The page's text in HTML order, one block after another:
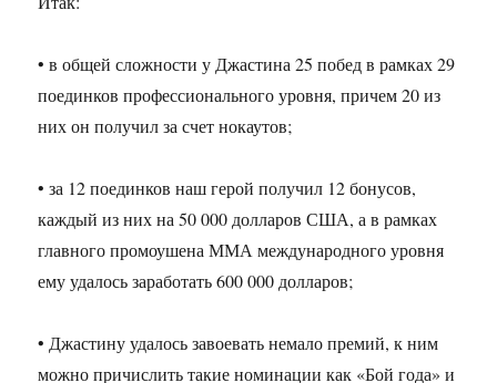
• в общей сложности у Джастина 25 побед в рамках 29
поединков профессионального уровня, причем 20 из
них он получил за счет нокаутов;
• за 12 поединков наш герой получил 12 бонусов,
каждый из них на 50 000 долларов США, а в рамках
главного промоушена ММА международного уровня
ему удалось заработать 600 000 долларов;
• Джастину удалось завоевать немало премий, к ним
можно причислить такие номинации как «Бой года» и